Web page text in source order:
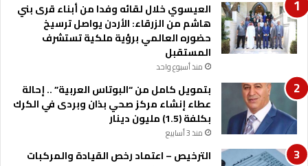
س
ي
ة
ل
ث
ا
و
ي
ة
العيسوي خلال لقائه وفدا من أبناء قرى بني
هاشم من الزرقاء: الأردن يواصل ترسيخ
حضوره العالمي برؤية ملكية تستشرف
المستقبل
منذ أسبوع واحد
بتمويل كامل من “البوتاس العربية” .. إحالة
عطاء إنشاء مركز صحي بذان وبردى في الكرك
بكلفة (1.5) مليون دينار
منذ 3 أسابيع
الترخيص – اعتماد رخص القيادة والمركبات